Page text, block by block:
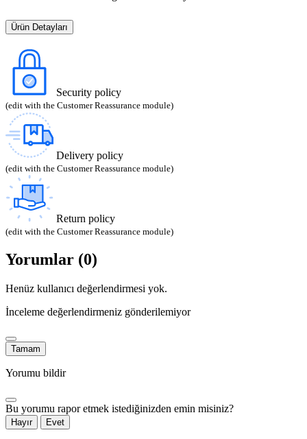
Ürün Detayları
Security policy
(edit with the Customer Reassurance module)
Delivery policy
(edit with the Customer Reassurance module)
Return policy
(edit with the Customer Reassurance module)
Yorumlar (0)
Henüz kullanıcı değerlendirmesi yok.
İnceleme değerlendirmeniz gönderilemiyor
Tamam
Yorumu bildir
Bu yorumu rapor etmek istediğinizden emin misiniz?
Hayır Evet